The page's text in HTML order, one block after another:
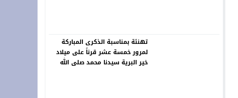
تهنئة بمناسبة الذكرى المباركة
لمرور خمسة عشر قرناً على ميلاد
خير البرية سيدنا محمد صلى الله